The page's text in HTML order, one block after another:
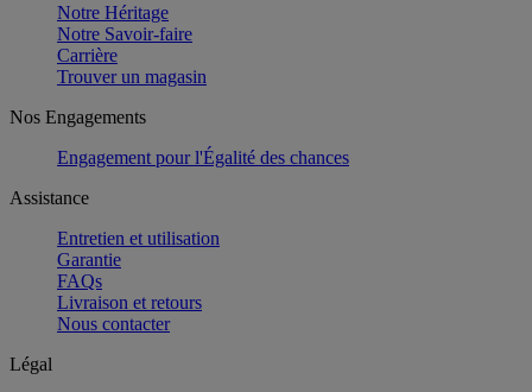
Notre Héritage
Notre Savoir-faire
Carrière
Trouver un magasin
Nos Engagements
Engagement pour l'Égalité des chances
Assistance
Entretien et utilisation
Garantie
FAQs
Livraison et retours
Nous contacter
Légal